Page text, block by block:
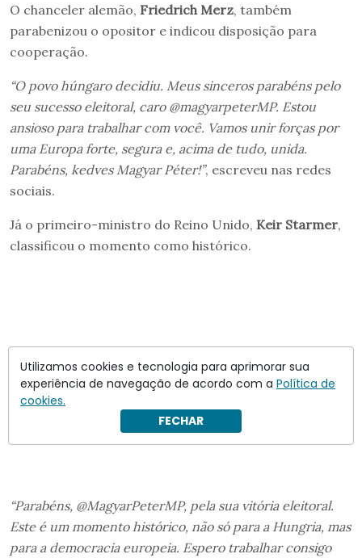
O chanceler alemão, Friedrich Merz, também
parabenizou o opositor e indicou disposição para
cooperação.
“O povo húngaro decidiu. Meus sinceros parabéns pelo
seu sucesso eleitoral, caro @magyarpeterMP. Estou
ansioso para trabalhar com você. Vamos unir forças por
uma Europa forte, segura e, acima de tudo, unida.
Parabéns, kedves Magyar Péter!”, escreveu nas redes
sociais.
Já o primeiro-ministro do Reino Unido, Keir Starmer,
classificou o momento como histórico.
“Parabéns, @MagyarPeterMP, pela sua vitória eleitoral.
Este é um momento histórico, não só para a Hungria, mas
para a democracia europeia. Espero trabalhar consigo
Utilizamos cookies e tecnologia para aprimorar sua
experiência de navegação de acordo com a Política de
cookies.
FECHAR